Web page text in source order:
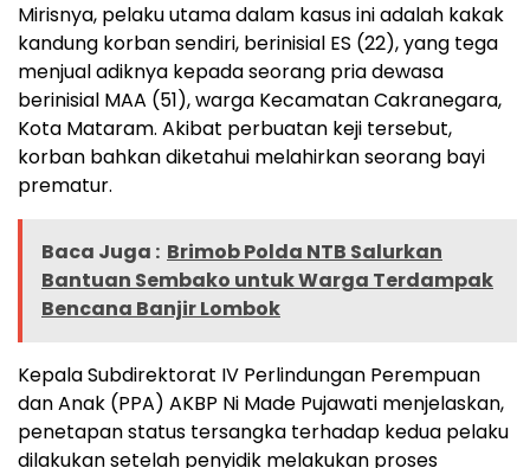
Mirisnya, pelaku utama dalam kasus ini adalah kakak
kandung korban sendiri, berinisial ES (22), yang tega
menjual adiknya kepada seorang pria dewasa
berinisial MAA (51), warga Kecamatan Cakranegara,
Kota Mataram. Akibat perbuatan keji tersebut,
korban bahkan diketahui melahirkan seorang bayi
prematur.
Baca Juga : Brimob Polda NTB Salurkan
Bantuan Sembako untuk Warga Terdampak
Bencana Banjir Lombok
Kepala Subdirektorat IV Perlindungan Perempuan
dan Anak (PPA) AKBP Ni Made Pujawati menjelaskan,
penetapan status tersangka terhadap kedua pelaku
dilakukan setelah penyidik melakukan proses